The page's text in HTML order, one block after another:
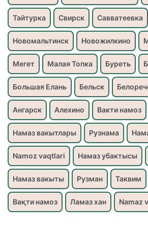
Тайтурка Свирск Савватеевка
Новомальтинск Новожилкино
Мегет Малая Топка Буреть
Большая Елань Бельск
Ангарск Алехино Вакти намоз
Намаз вакытлары Рузнама
Namoz vaqtlari Намаз убактысы
Намаз вакыты Рузман Таквим
Вақти намоз Ламаз хан Namaz